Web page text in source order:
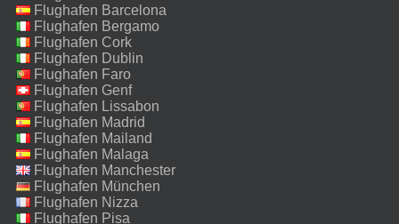
Flughafen Barcelona
Flughafen Bergamo
Flughafen Cork
Flughafen Dublin
Flughafen Faro
Flughafen Genf
Flughafen Lissabon
Flughafen Madrid
Flughafen Mailand
Malpensa
Flughafen Malaga
Flughafen Manchester
Flughafen München
Flughafen Nizza
Flughafen Pisa